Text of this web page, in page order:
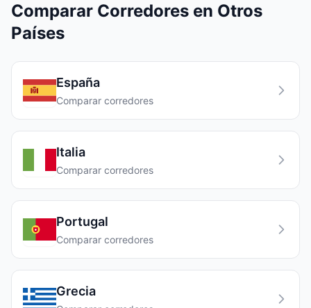
Comparar Corredores en Otros
Países
España
Comparar corredores
Italia
Comparar corredores
Portugal
Comparar corredores
Grecia